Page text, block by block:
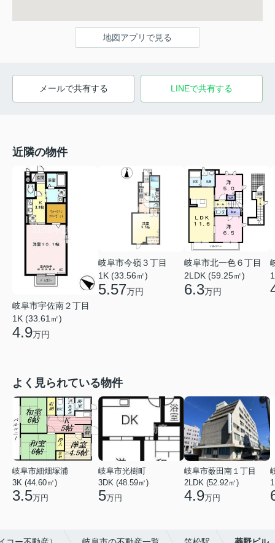
地図アプリで見る
メールで共有する LINEで共有する
近隣の物件
岐阜市宇佐南２丁目
1K (33.61㎡)
4.9万円
岐阜市今嶺３丁目
1K (33.56㎡)
5.57万円
岐阜市北一色６丁目
2LDK (59.25㎡)
6.3万円
よく見られている物件
岐阜市細畑塚浦
3K (44.60㎡)
3.5万円
岐阜市光樹町
3DK (48.59㎡)
5万円
岐阜市薮田南１丁目
2LDK (52.92㎡)
4.9万円